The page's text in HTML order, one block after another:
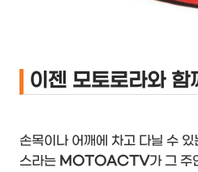
이젠 모토로라와 함
손목이나 어깨에 차고 다닐 수 있
스라는 MOTOACTV가 그 주